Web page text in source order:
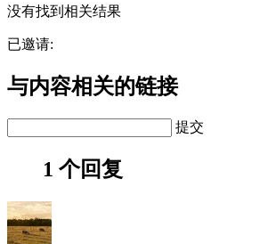
没有找到相关结果
已邀请:
与内容相关的链接
提交
1 个回复